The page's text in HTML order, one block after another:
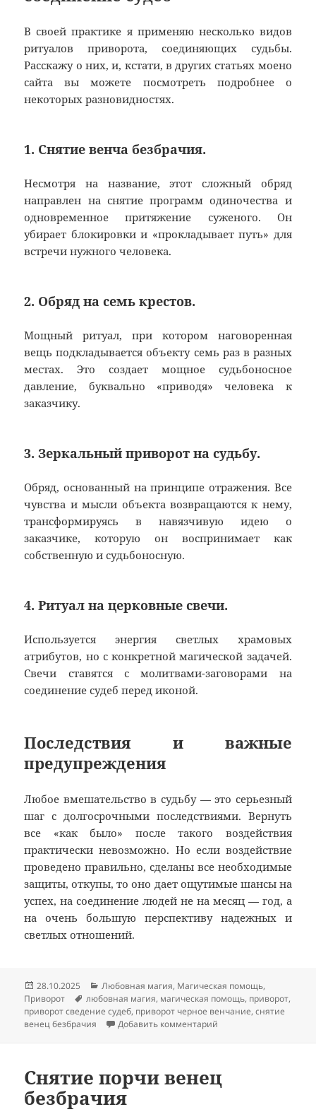
В своей практике я применяю несколько видов
ритуалов приворота, соединяющих судьбы.
Расскажу о них, и, кстати, в других статьях моено
сайта вы можете посмотреть подробнее о
некоторых разновидностях.
1. Снятие венча безбрачия.
Несмотря на название, этот сложный обряд
направлен на снятие программ одиночества и
одновременное притяжение суженого. Он
убирает блокировки и «прокладывает путь» для
встречи нужного человека.
2. Обряд на семь крестов.
Мощный ритуал, при котором наговоренная
вещь подкладывается объекту семь раз в разных
местах. Это создает мощное судьбоносное
давление, буквально «приводя» человека к
заказчику.
3. Зеркальный приворот на судьбу.
Обряд, основанный на принципе отражения. Все
чувства и мысли объекта возвращаются к нему,
трансформируясь в навязчивую идею о
заказчике, которую он воспринимает как
собственную и судьбоносную.
4. Ритуал на церковные свечи.
Используется энергия светлых храмовых
атрибутов, но с конкретной магической задачей.
Свечи ставятся с молитвами-заговорами на
соединение судеб перед иконой.
Последствия и важные
предупреждения
Любое вмешательство в судьбу — это серьезный
шаг с долгосрочными последствиями. Вернуть
все «как было» после такого воздействия
практически невозможно. Но если воздействие
проведено правильно, сделаны все необходимые
защиты, откупы, то оно дает ощутимые шансы на
успех, на соединение людей не на месяц — год, а
на очень большую перспективу надежных и
светлых отношений.
Опубликовано
28.10.2025 Рубрики
Любовная магия, Магическая помощь,
Приворот
Метки
любовная магия, магическая помощь, приворот,
приворот сведение судеб, приворот черное венчание,снятие
венец безбрачия
Добавить комментарий
Снятие порчи венец
безбрачия